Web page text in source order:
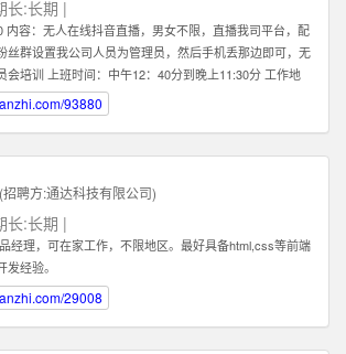
长:长期 |
内容：无人在线抖音直播，男女不限，直播我司平台，配
丝群设置我公司人员为管理员，然后手机丢那边即可，无
会培训 上班时间：中午12：40分到晚上11:30分 工作地
可 工作要求：配合，如抖音提示需要扫脸配合扫脸 其
励200元 应聘地：全国皆可
93880
(招聘方:通达科技有限公司)
长:长期 |
经理，可在家工作，不限地区。最好具备html,css等前端
经验。
29008